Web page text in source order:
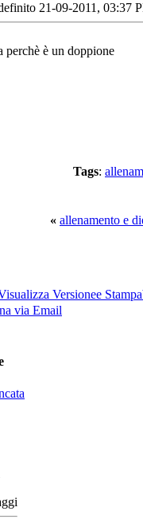
21-09-2011, 03:37
perchè è un doppione
Tags:
« allenamento e
Versionee
via Email